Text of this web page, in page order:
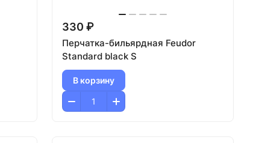
330 ₽
Перчатка-бильярдная Feudor
Standard black S
В корзину